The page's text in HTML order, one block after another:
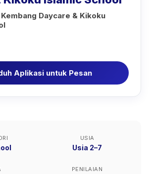
Daycare & Kikoku
Aplikasi untuk Pesan
USIA
Usia 2–7
PENILAIAN